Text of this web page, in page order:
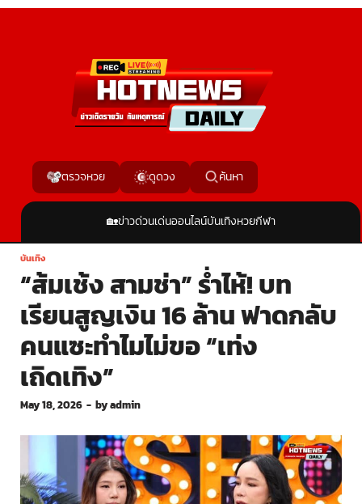
ตรวจหวย ดูดวง ค้นหา
🏡ข่าวด่วนเด่นออนไลน์บันเทิงหวยกีฬา
บันเทิง
“ส้มเช้ง สามช่า” ร่ำไห้! บท
เรียนสูญเงิน 16 ล้าน ฟาดกลับ
คนแซะทำไมไม่ขอ “เท่ง
เถิดเทิง”
May 18, 2026 - byadmin